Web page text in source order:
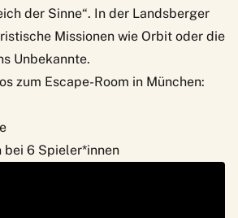
der Sinne“. In der Landsberger
Missionen wie Orbit oder die
Unbekannte.
zum Escape-Room in München:
bei 6 Spieler*innen